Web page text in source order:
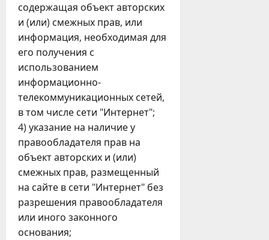
содержащая объект авторских
и (или) смежных прав, или
информация, необходимая для
его получения с
использованием
информационно-
телекоммуникационных сетей,
в том числе сети "Интернет";
4) указание на наличие у
правообладателя прав на
объект авторских и (или)
смежных прав, размещенный
на сайте в сети "Интернет" без
разрешения правообладателя
или иного законного
основания;